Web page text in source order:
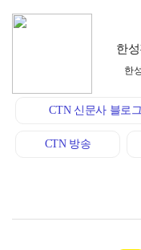
한
한
CTN 신문사 블로그
CTN 방송